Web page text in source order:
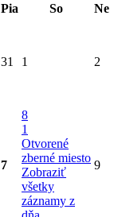
Pia So Ne
31 1 2
7
8
1
Otvorené
zberné miesto
Zobraziť
všetky
záznamy z
9